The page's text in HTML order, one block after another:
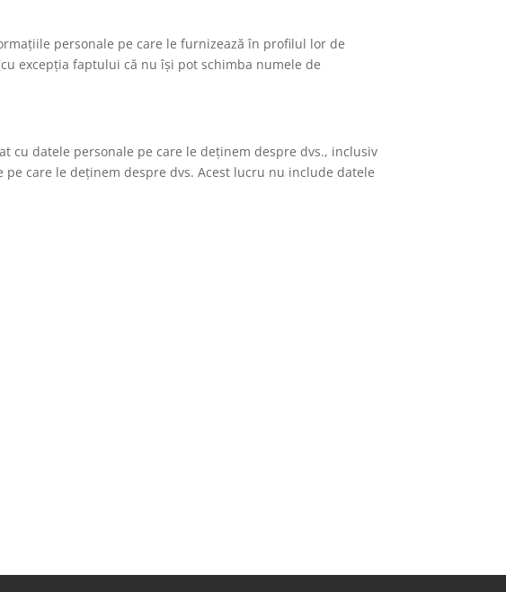
personale pe care le furnizează în profilul lor de
excepția faptului că nu își pot schimba numele de
cu datele personale pe care le deținem despre dvs., inclusiv
care le deținem despre dvs. Acest lucru nu include datele